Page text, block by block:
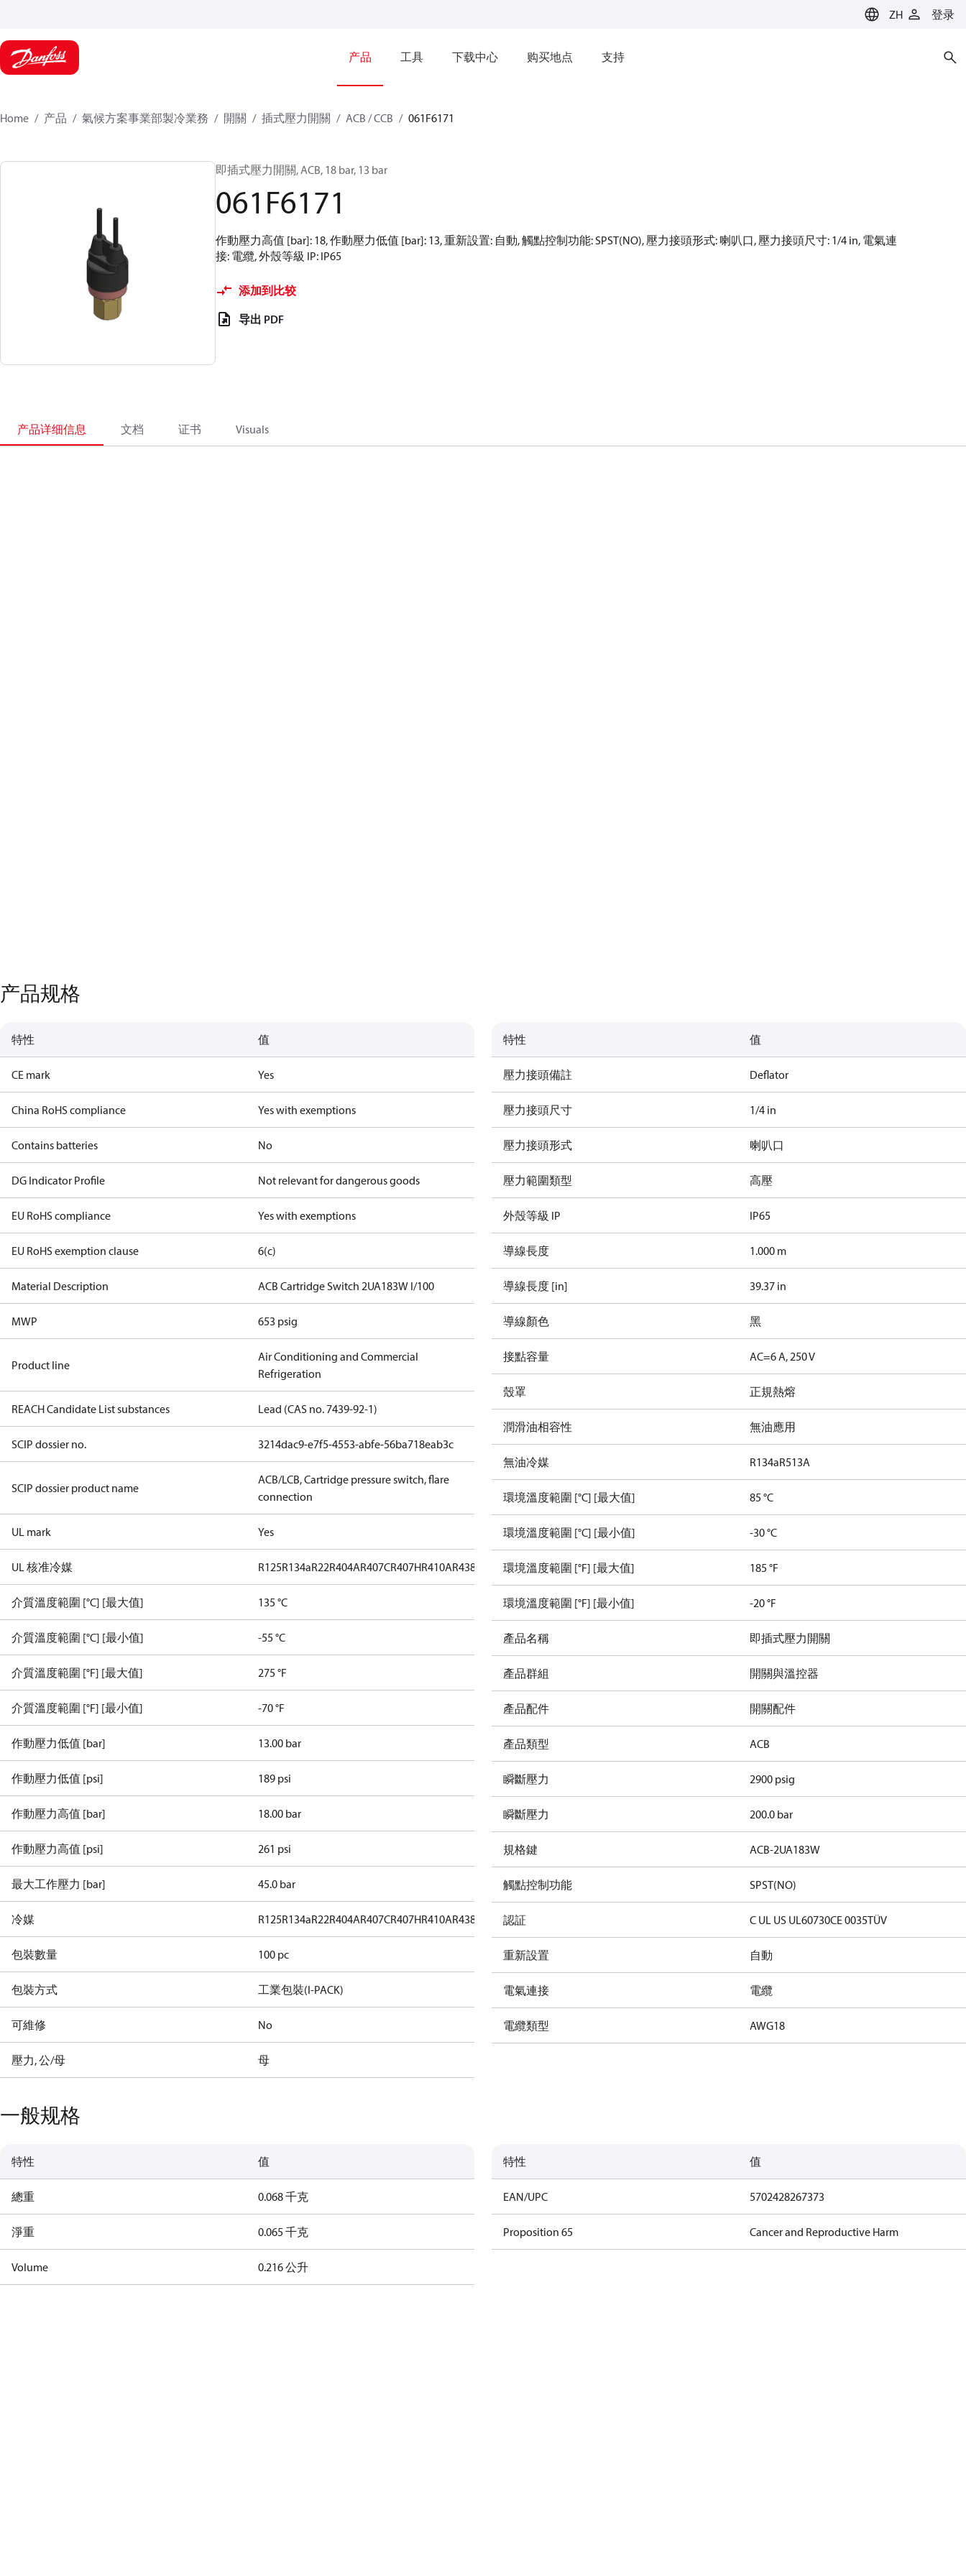
ZH 登录
产品 工具 下载中心 购买地点 支持
Home 产品 氣候方案事業部製冷業務 開關 插式壓力開關 ACB / CCB 061F6171
即插式壓力開關, ACB, 18 bar, 13 bar
061F6171
作動壓力高值 [bar]: 18, 作動壓力低值 [bar]: 13, 重新設置: 自動, 觸點控制功能: SPST(NO), 壓力接頭形式: 喇叭口, 壓力接頭尺寸: 1/4 in, 電氣連
接: 電纜, 外殼等級 IP: IP65
添加到比较
导出 PDF
产品详细信息 文档 证书 Visuals
产品规格
特性 值
CE mark Yes
China RoHS compliance Yes with exemptions
Contains batteries No
DG Indicator Profile Not relevant for dangerous goods
EU RoHS compliance Yes with exemptions
EU RoHS exemption clause 6(c)
Material Description ACB Cartridge Switch 2UA183W I/100
MWP 653 psig
Product line
Air Conditioning and Commercial
Refrigeration
REACH Candidate List substances Lead (CAS no. 7439-92-1)
SCIP dossier no. 3214dac9-e7f5-4553-abfe-56ba718eab3c
SCIP dossier product name
ACB/LCB, Cartridge pressure switch, flare
connection
UL mark Yes
UL 核准冷媒 R125R134aR22R404AR407CR407HR410AR438A R448AR449AR452AR513A
介質溫度範圍 [°C] [最大值] 135 °C
介質溫度範圍 [°C] [最小值] -55 °C
介質溫度範圍 [°F] [最大值] 275 °F
介質溫度範圍 [°F] [最小值] -70 °F
作動壓力低值 [bar] 13.00 bar
作動壓力低值 [psi] 189 psi
作動壓力高值 [bar] 18.00 bar
作動壓力高值 [psi] 261 psi
最大工作壓力 [bar] 45.0 bar
冷媒 R125R134aR22R404AR407CR407HR410AR438A R448AR449A
包裝數量 100 pc
包裝方式 工業包裝(I-PACK)
可維修 No
壓力, 公/母 母
特性 值
壓力接頭備註 Deflator
壓力接頭尺寸 1/4 in
壓力接頭形式 喇叭口
壓力範圍類型 高壓
外殼等級 IP IP65
導線長度 1.000 m
導線長度 [in] 39.37 in
導線顏色 黑
接點容量 AC=6 A, 250 V
殼罩 正規熱熔
潤滑油相容性 無油應用
無油冷媒 R134aR513A
環境溫度範圍 [°C] [最大值] 85 °C
環境溫度範圍 [°C] [最小值] -30 °C
環境溫度範圍 [°F] [最大值] 185 °F
環境溫度範圍 [°F] [最小值] -20 °F
產品名稱 即插式壓力開關
產品群組 開關與溫控器
產品配件 開關配件
產品類型 ACB
瞬斷壓力 2900 psig
瞬斷壓力 200.0 bar
規格鍵 ACB-2UA183W
觸點控制功能 SPST(NO)
認証 C UL US UL60730CE 0035TÜV
重新設置 自動
電氣連接 電纜
電纜類型 AWG18
一般规格
特性 值
總重 0.068 千克
淨重 0.065 千克
Volume 0.216 公升
特性 值
EAN/UPC 5702428267373
Proposition 65 Cancer and Reproductive Harm